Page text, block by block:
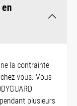
la contrainte
vous. Vous
plusieurs